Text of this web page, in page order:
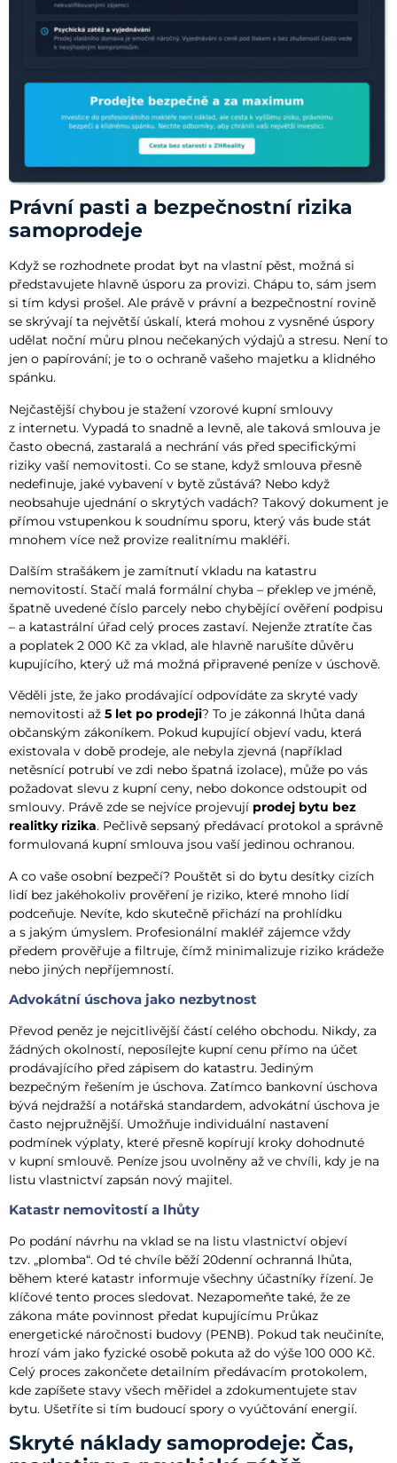
Právní pasti a bezpečnostní rizika
samoprodeje
Když se rozhodnete prodat byt na vlastní pěst, možná si
představujete hlavně úsporu za provizi. Chápu to, sám jsem
si tím kdysi prošel. Ale právě v právní a bezpečnostní rovině
se skrývají ta největší úskalí, která mohou z vysněné úspory
udělat noční můru plnou nečekaných výdajů a stresu. Není to
jen o papírování; je to o ochraně vašeho majetku a klidného
spánku.
Nejčastější chybou je stažení vzorové kupní smlouvy
z internetu. Vypadá to snadně a levně, ale taková smlouva je
často obecná, zastaralá a nechrání vás před specifickými
riziky vaší nemovitosti. Co se stane, když smlouva přesně
nedefinuje, jaké vybavení v bytě zůstává? Nebo když
neobsahuje ujednání o skrytých vadách? Takový dokument je
přímou vstupenkou k soudnímu sporu, který vás bude stát
mnohem více než provize realitnímu makléři.
Dalším strašákem je zamítnutí vkladu na katastru
nemovitostí. Stačí malá formální chyba – překlep ve jméně,
špatně uvedené číslo parcely nebo chybějící ověření podpisu
– a katastrální úřad celý proces zastaví. Nejenže ztratíte čas
a poplatek 2 000 Kč za vklad, ale hlavně narušíte důvěru
kupujícího, který už má možná připravené peníze v úschově.
Věděli jste, že jako prodávající odpovídáte za skryté vady
nemovitosti až 5 let po prodeji? To je zákonná lhůta daná
občanským zákoníkem. Pokud kupující objeví vadu, která
existovala v době prodeje, ale nebyla zjevná (například
netěsnící potrubí ve zdi nebo špatná izolace), může po vás
požadovat slevu z kupní ceny, nebo dokonce odstoupit od
smlouvy. Právě zde se nejvíce projevují prodej bytu bez
realitky rizika. Pečlivě sepsaný předávací protokol a správně
formulovaná kupní smlouva jsou vaší jedinou ochranou.
A co vaše osobní bezpečí? Pouštět si do bytu desítky cizích
lidí bez jakéhokoliv prověření je riziko, které mnoho lidí
podceňuje. Nevíte, kdo skutečně přichází na prohlídku
a s jakým úmyslem. Profesionální makléř zájemce vždy
předem prověřuje a filtruje, čímž minimalizuje riziko krádeže
nebo jiných nepříjemností.
Advokátní úschova jako nezbytnost
Převod peněz je nejcitlivější částí celého obchodu. Nikdy, za
žádných okolností, neposílejte kupní cenu přímo na účet
prodávajícího před zápisem do katastru. Jediným
bezpečným řešením je úschova. Zatímco bankovní úschova
bývá nejdražší a notářská standardem, advokátní úschova je
často nejpružnější. Umožňuje individuální nastavení
podmínek výplaty, které přesně kopírují kroky dohodnuté
v kupní smlouvě. Peníze jsou uvolněny až ve chvíli, kdy je na
listu vlastnictví zapsán nový majitel.
Katastr nemovitostí a lhůty
Po podání návrhu na vklad se na listu vlastnictví objeví
tzv. „plomba“. Od té chvíle běží 20denní ochranná lhůta,
během které katastr informuje všechny účastníky řízení. Je
klíčové tento proces sledovat. Nezapomeňte také, že ze
zákona máte povinnost předat kupujícímu Průkaz
energetické náročnosti budovy (PENB). Pokud tak neučiníte,
hrozí vám jako fyzické osobě pokuta až do výše 100 000 Kč.
Celý proces zakončete detailním předávacím protokolem,
kde zapíšete stavy všech měřidel a zdokumentujete stav
bytu. Ušetříte si tím budoucí spory o vyúčtování energií.
Skryté náklady samoprodeje: Čas,